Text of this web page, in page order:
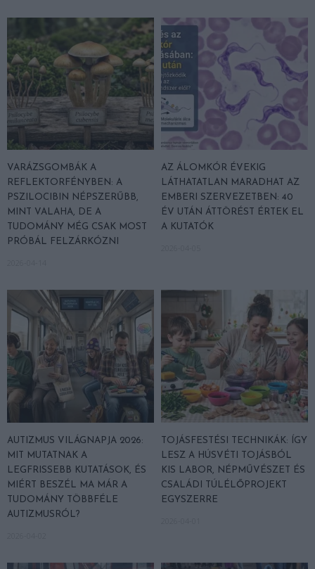
VARÁZSGOMBÁK A
REFLEKTORFÉNYBEN: A
PSZILOCIBIN NÉPSZERŰBB,
MINT VALAHA, DE A
TUDOMÁNY MÉG CSAK MOST
PRÓBÁL FELZÁRKÓZNI
AZ ÁLOMKÓR ÉVEKIG
LÁTHATATLAN MARADHAT AZ
EMBERI SZERVEZETBEN: 40
ÉV UTÁN ÁTTÖRÉST ÉRTEK EL
A KUTATÓK
AUTIZMUS VILÁGNAPJA 2026:
MIT MUTATNAK A
LEGFRISSEBB KUTATÁSOK, ÉS
MIÉRT BESZÉL MA MÁR A
TUDOMÁNY TÖBBFÉLE
AUTIZMUSRÓL?
TOJÁSFESTÉSI TECHNIKÁK: ÍGY
LESZ A HÚSVÉTI TOJÁSBÓL
KIS LABOR, NÉPMŰVÉSZET ÉS
CSALÁDI TÚLÉLŐPROJEKT
EGYSZERRE